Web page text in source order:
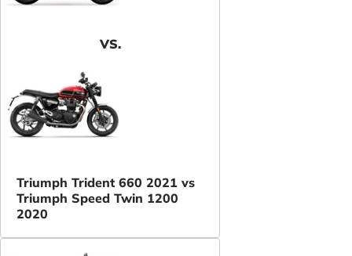
VS.
Triumph Trident 660 2021 vs
Triumph Speed Twin 1200
2020